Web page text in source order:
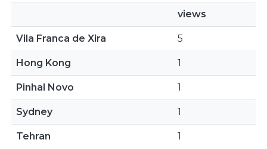
views
Vila Franca de Xira 5
Hong Kong 1
Pinhal Novo 1
Sydney 1
Tehran 1